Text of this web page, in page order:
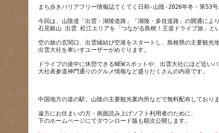
今回は、山陰道「出雲・湖陵道路」「湖陵・多伎道路」の開通によ
空の旅の玄関口、出雲縁結び空港をスタートし、島根県の主要観光
ドライブの途中に休憩できるNEWスポットや、出雲大社にほど近い
遠方にお住まいの方・画面読み上げソフト利用者のために、